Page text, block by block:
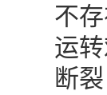
不
运
断